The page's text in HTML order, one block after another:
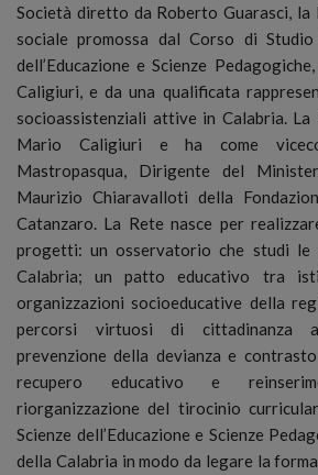
Società diretto da Roberto Guarasci, la
sociale promossa dal Corso di
dell’Educazione e Scienze
Caligiuri, e da una qualificata
socioassistenziali attive in Calabria. La
Mario Caligiuri e ha come
Mastropasqua, Dirigente del
Maurizio Chiaravalloti della
Catanzaro. La Rete nasce per
progetti: un osservatorio che studi le
Calabria; un patto educativo tra
organizzazioni socioeducative della
percorsi virtuosi di cittadinanza
prevenzione della devianza e
recupero educativo e
riorganizzazione del tirocinio
Scienze dell’Educazione e Scienze
della Calabria in modo da legare la